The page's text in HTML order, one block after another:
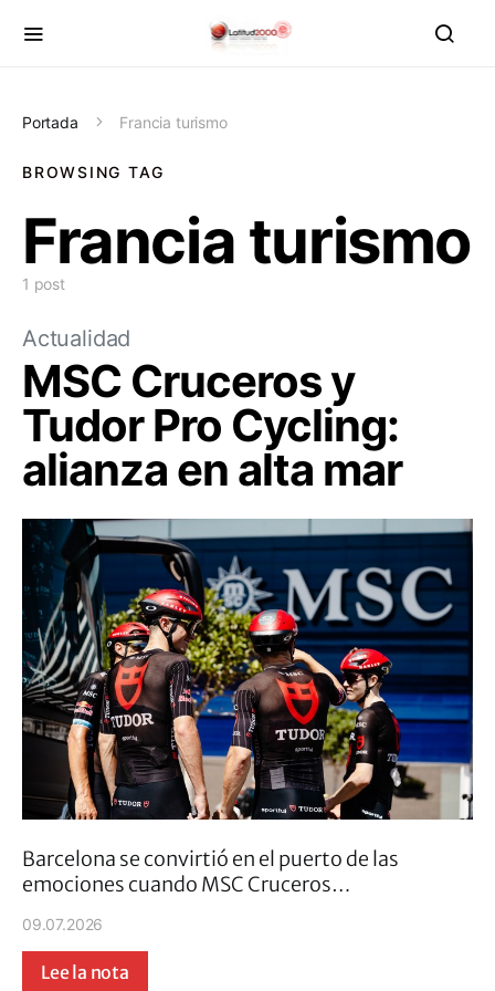
Portada Francia turismo
BROWSING TAG
Francia turismo
1 post
Actualidad
MSC Cruceros y
Tudor Pro Cycling:
alianza en alta mar
Barcelona se convirtió en el puerto de las
emociones cuando MSC Cruceros…
09.07.2026
Lee la nota